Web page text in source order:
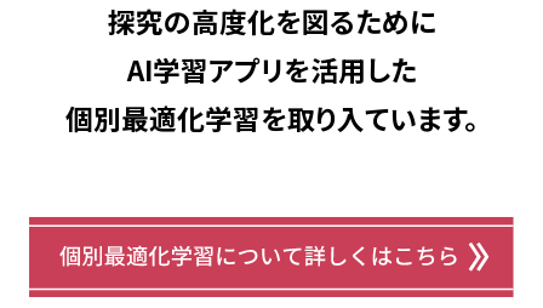
探究の高度化を図るために
AI学習アプリを活用した
個別最適化学習を取り入ています。